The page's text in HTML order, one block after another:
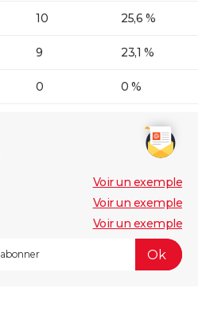
10 25,6 %
9 23,1 %
0 0 %
Voir un exemple
Voir un exemple
Voir un exemple